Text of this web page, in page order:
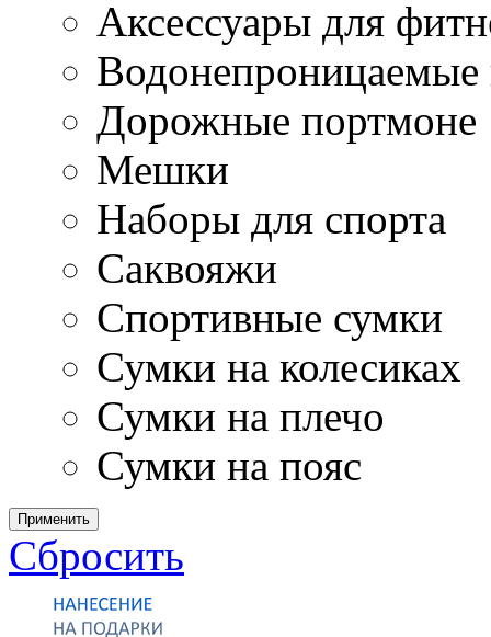
Аксессуары для
Водонепроницаемые
Дорожные портмоне
Мешки
Наборы для спорта
Саквояжи
Спортивные сумки
Сумки на колесиках
Сумки на плечо
Сумки на пояс
Применить
Сбросить